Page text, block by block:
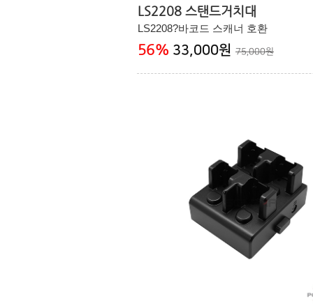
LS2208 스탠드거치대
LS2208?바코드 스캐너 호환
56% 33,000원 75,000원